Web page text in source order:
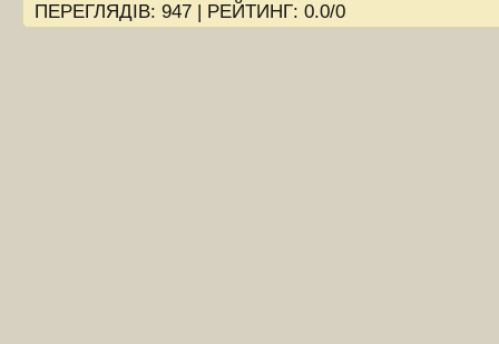
ПЕРЕГЛЯДІВ: 947 | РЕЙТИНГ: 0.0/0